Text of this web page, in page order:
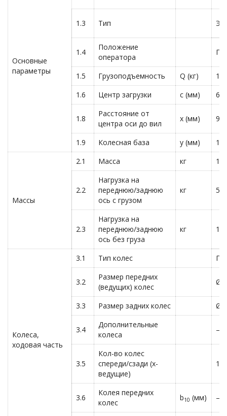
Основные
параметры
1.3 Тип
1.4
Положение
оператора
1.5 Грузоподъемность Q (кг)
1.6
Центр загрузки c (мм)
1.8
Расстояние от
центра оси до вил
x (мм)
1.9 Колесная база y (мм)
Массы
2.1 Масса кг
2.2
Нагрузка на
переднюю/заднюю
ось с грузом
кг
2.3
Нагрузка на
переднюю/заднюю
ось без груза
кг
Колеса,
ходовая часть
3.1 Тип колес
3.2
Размер передних
(ведущих) колес
3.3 Размер задних колес
3.4
Дополнительные
колеса
—
3.5
Кол-во колес
спереди/сзади (х-
ведущие)
3.6
Колея передних
колес
b10 (мм) —